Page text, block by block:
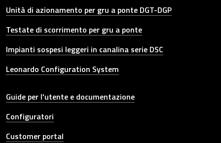
Unità di azionamento per gru a ponte DGT-DGP
Testate di scorrimento per gru a ponte
Impianti sospesi leggeri in canalina serie DSC
Leonardo Configuration System
Other link
Guide per l'utente e documentazione
Configuratori
Customer portal